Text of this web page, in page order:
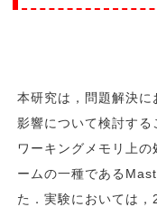
本研究は，問題解決
影響について検討する
ワーキングメモリ上
ームの一種である
た．実験においては，